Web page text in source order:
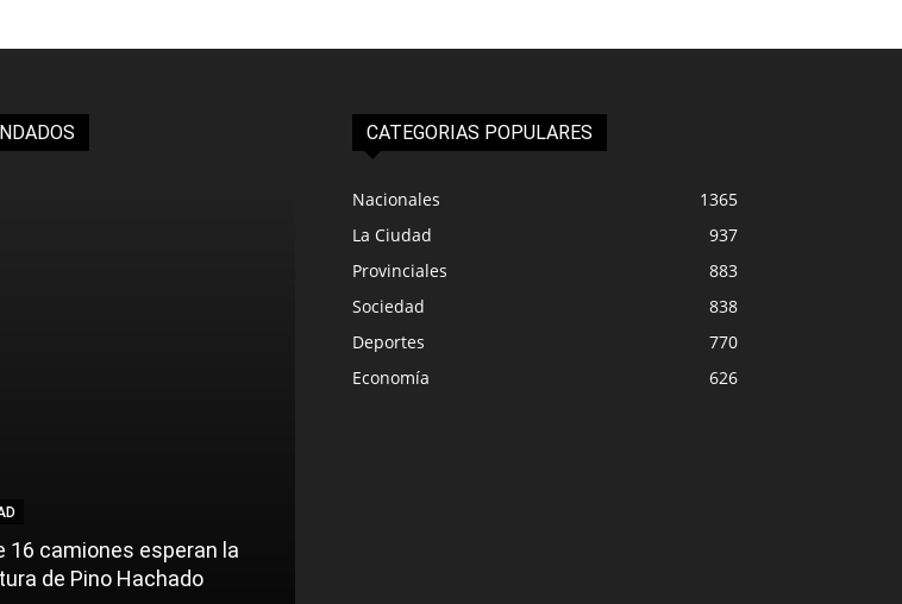
16 camiones esperan la
de Pino Hachado
CATEGORIAS POPULARES
Nacionales
1365
La Ciudad
937
Provinciales
883
Sociedad
838
Deportes
770
Economía
626